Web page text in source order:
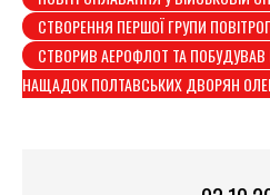
СТВОРЕННЯ ПЕРШОЇ ГРУПИ
СТВОРИВ АЕРОФЛОТ ТА
НАЩАДОК ПОЛТАВСЬКИХ ДВОРЯН